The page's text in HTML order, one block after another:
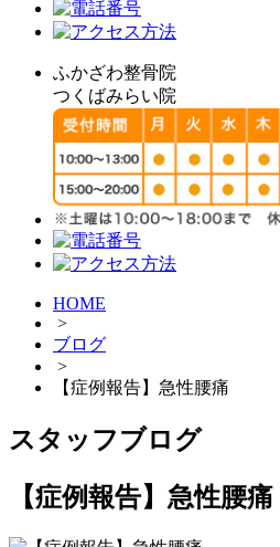
ふかざわ整骨院
つくばみらい院
HOME
>
ブログ
>
【症例報告】急性腰痛
スタッフブログ
【症例報告】急性腰痛